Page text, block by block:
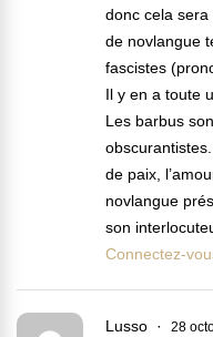
donc cela sera
de novlangue
fascistes
Il y en a toute
Les barbus
de paix,
novlangue
son
Connectez-
Lusso 28